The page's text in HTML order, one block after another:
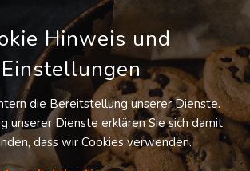
Sie diesen Suchauftrag
Hinweis und
Einstellungen
die Bereitstellung unserer Dienste.
unserer Dienste erklären Sie sich damit
dass wir Cookies verwenden.